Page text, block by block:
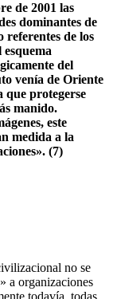
de 2001 las
dominantes de
referentes de los
esquema
del
venía de Oriente
que protegerse
manido.
este
medida a la
(7)
no se
a organizaciones
todavía, todas